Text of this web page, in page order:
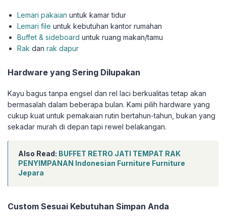
Lemari pakaian untuk kamar tidur
Lemari file untuk kebutuhan kantor rumahan
Buffet & sideboard untuk ruang makan/tamu
Rak danrak dapur
Hardware yang Sering Dilupakan
Kayu bagus tanpa engsel dan rel laci berkualitas tetap akan
bermasalah dalam beberapa bulan. Kami pilih hardware yang
cukup kuat untuk pemakaian rutin bertahun-tahun, bukan yang
sekadar murah di depan tapi rewel belakangan.
Also Read: BUFFET RETRO JATI TEMPAT RAK
PENYIMPANAN Indonesian Furniture Furniture
Jepara
Custom Sesuai Kebutuhan Simpan Anda